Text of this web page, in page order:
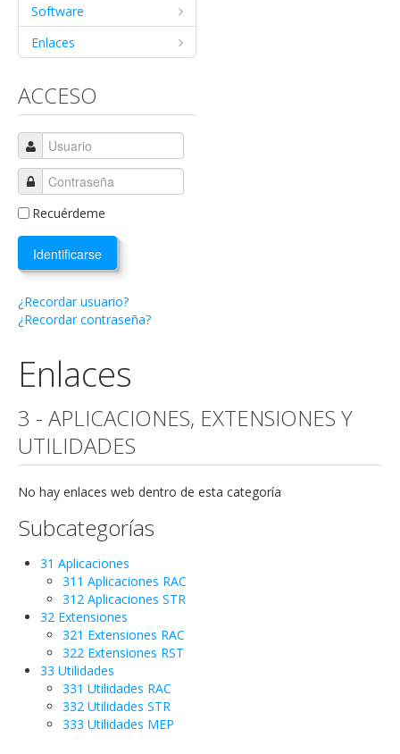
Software
Enlaces
ACCESO
Recuérdeme
Identificarse
¿Recordar usuario?
¿Recordar contraseña?
Enlaces
3 - APLICACIONES, EXTENSIONES Y
UTILIDADES
No hay enlaces web dentro de esta categoría
Subcategorías
31 Aplicaciones
311 Aplicaciones RAC
312 Aplicaciones STR
32 Extensiones
321 Extensiones RAC
322 Extensiones RST
33 Utilidades
331 Utilidades RAC
332 Utilidades STR
333 Utilidades MEP